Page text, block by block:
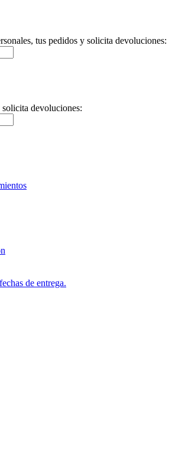
tus pedidos y solicita devoluciones:
solicita devoluciones:
de entrega.